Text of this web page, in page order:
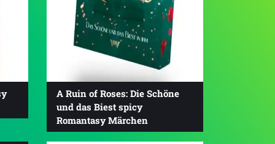
A Ruin of Roses: Die Schöne
und das Biest spicy
Romantasy Märchen